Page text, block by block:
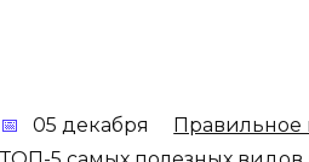
05 декабря Правильное